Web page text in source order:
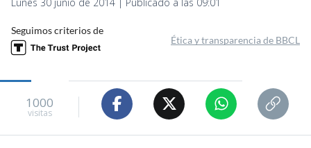
Seguimos criterios de
Ética y transparencia de BBCL
1000
visitas